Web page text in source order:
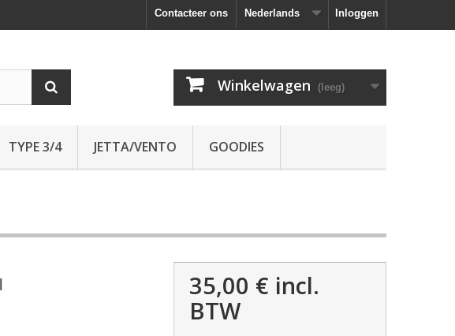
Inloggen
Nederlands
Contacteer ons
Winkelwagen (leeg)
TYPE 3/4 JETTA/VENTO GOODIES
35,00 € incl.
BTW